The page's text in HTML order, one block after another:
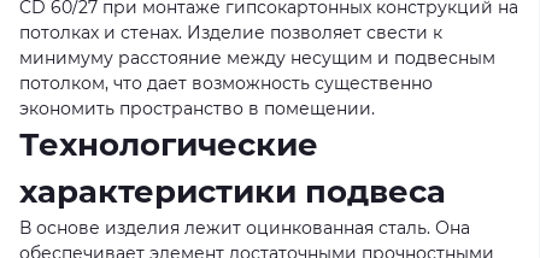
CD 60/27 при монтаже гипсокартонных конструкций на
потолках и стенах. Изделие позволяет свести к
минимуму расстояние между несущим и подвесным
потолком, что дает возможность существенно
экономить пространство в помещении.
Технологические
характеристики подвеса
В основе изделия лежит оцинкованная сталь. Она
обеспечивает элемент достаточными прочностными